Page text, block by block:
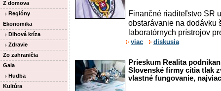
Z domova
Regióny
Ekonomika
Dlhová kríza
Zdravie
Zo zahraničia
Gala
Hudba
Kultúra
Finančné riaditeľstvo SR
obstarávanie na dodávku
laboratórnych prístrojov
viac diskusia
Prieskum Realita
Slovenské firmy cítia tlak
vlastné fungovanie,